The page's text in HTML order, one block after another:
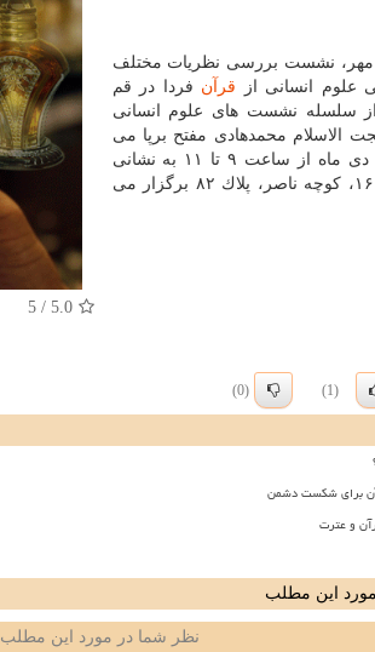
مهر، نشست بررسی نظریات مختلف
علوم انسانی از قرآن فردا در قم
سلسله نشست های علوم انسانی
الاسلام محمدهادی مفتح برپا می
گردد. این نشست چهارشنبه ۲۷ دی ماه از ساعت ۹ تا ۱۱ به نشانی
قم، بلوار شهید منتظری، كوچه ۱۶، كوچه ناصر، پلاك ۸۲ برگزار می
5.0
/ 5
(1)
(0)
برای شکست دشمن
این مطلب
نظر شما در مورد این مطلب